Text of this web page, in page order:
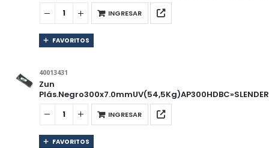
INGRESAR
FAVORITOS
40013431
Zun
INGRESAR
FAVORITOS